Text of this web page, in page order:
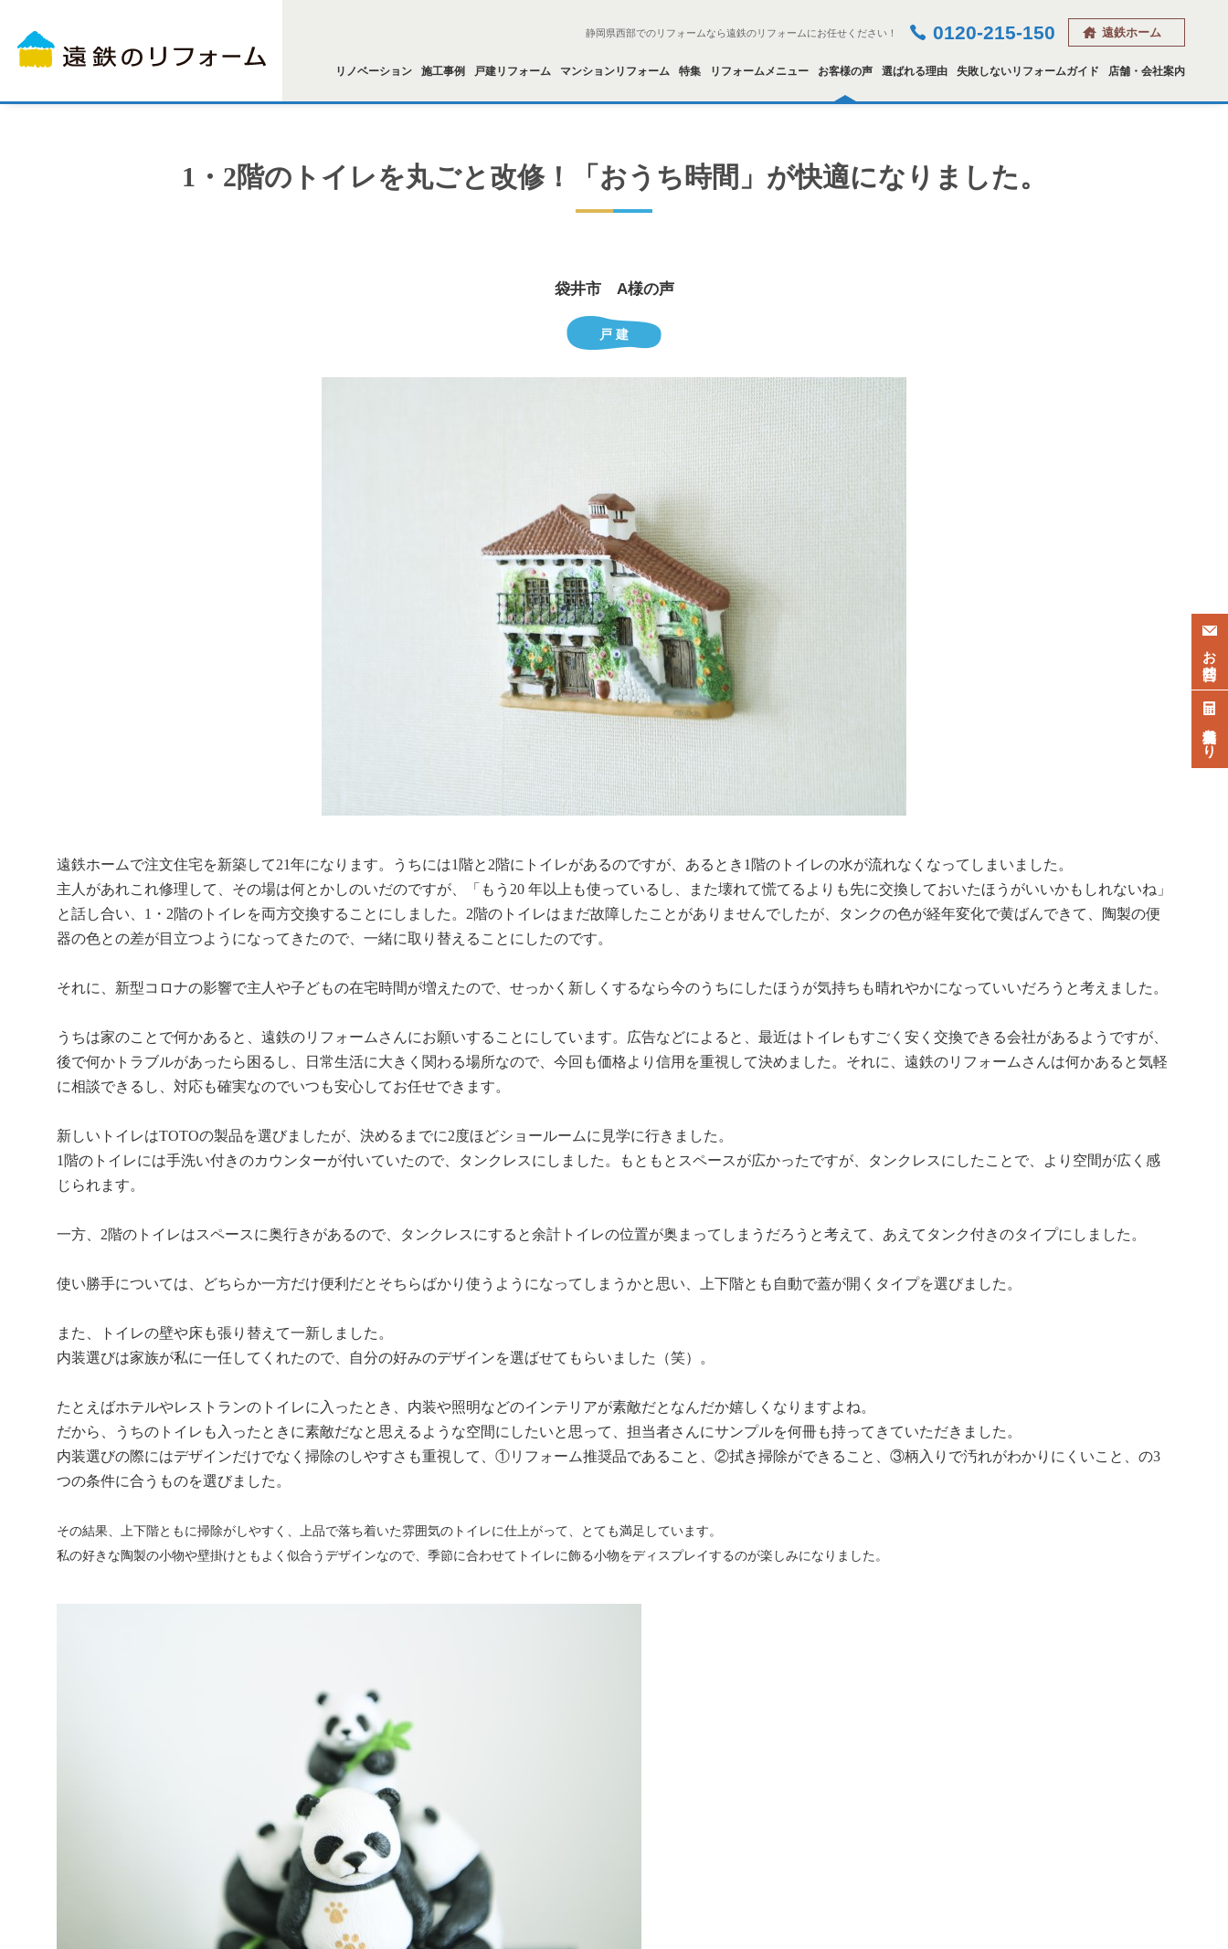
静岡県西部でのリフォームなら遠鉄のリフォームにお任せください！ 0120-215-150 遠鉄ホーム
リノベーション 施工事例 戸建リフォーム マンションリフォーム 特集 リフォームメニュー お客様の声 選ばれる理由 失敗しないリフォームガイド 店舗・会社案内
1・2階のトイレを丸ごと改修！「おうち時間」が快適になりました。
袋井市 A様の声
戸 建
遠鉄ホームで注文住宅を新築して21年になります。うちには1 階と 2階にトイレがあるのですが、あるとき 1 階のトイレの水が流れなくなってしまいました。
主人があれこれ修理して、その場は何とかしのいだのですが、「もう 20 年以上も使っているし、また壊れて慌てるよりも先に交換しておいたほうがいいかもしれないね」
と話し合い、 1 ・ 2階のトイレを両方交換することにしました。 2階のトイレはまだ故障したことがありませんでしたが、タンクの色が経年変化で黄ばんできて、陶製の便
器の色との差が目立つようになってきたので、一緒に取り替えることにしたのです。
それに、新型コロナの影響で主人や子どもの在宅時間が増えたので、せっかく新しくするなら今のうちにしたほうが気持ちも晴れやかになっていいだろうと考えました。
うちは家のことで何かあると、遠鉄のリフォームさんにお願いすることにしています。広告などによると、最近はトイレもすごく安く交換できる会社があるようですが、
後で何かトラブルがあったら困るし、日常生活に大きく関わる場所なので、今回も価格より信用を重視して決めました。それに、遠鉄のリフォームさんは何かあると気軽
に相談できるし、対応も確実なのでいつも安心してお任せできます。
新しいトイレはTOTOの製品を選びましたが、決めるまでに2度ほどショールームに見学に行きました。
1 階のトイレには手洗い付きのカウンターが付いていたので、タンクレスにしました。もともとスペースが広かったですが、タンクレスにしたことで、より空間が広く感
じられます。
一方、 2階のトイレはスペースに奥行きがあるので、タンクレスにすると余計トイレの位置が奥まってしまうだろうと考えて、あえてタンク付きのタイプにしました。
使い勝手については、どちらか一方だけ便利だとそちらばかり使うようになってしまうかと思い、上下階とも自動で蓋が開くタイプを選びました。
また、トイレの壁や床も張り替えて一新しました。
内装選びは家族が私に一任してくれたので、自分の好みのデザインを選ばせてもらいました（笑）。
たとえばホテルやレストランのトイレに入ったとき、内装や照明などのインテリアが素敵だとなんだか嬉しくなりますよね。
だから、うちのトイレも入ったときに素敵だなと思えるような空間にしたいと思って、担当者さんにサンプルを何冊も持ってきていただきました。
内装選びの際にはデザインだけでなく掃除のしやすさも重視して、①リフォーム推奨品であること、②拭き掃除ができること、③柄入りで汚れがわかりにくいこと、の3
つの条件に合うものを選びました。
その結果、上下階ともに掃除がしやすく、上品で落ち着いた雰囲気のトイレに仕上がって、とても満足しています。
私の好きな陶製の小物や壁掛けともよく似合うデザインなので、季節に合わせてトイレに飾る小物をディスプレイするのが楽しみになりました。
お問合せ
無料見積もり